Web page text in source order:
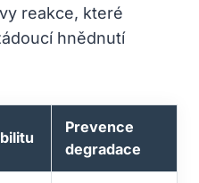
reakce, které
hnědnutí
Prevence
degradace